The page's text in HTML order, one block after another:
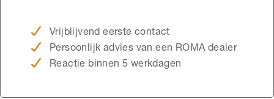
Vrijblijvend eerste contact
Persoonlijk advies van een ROMA dealer
Reactie binnen 5 werkdagen